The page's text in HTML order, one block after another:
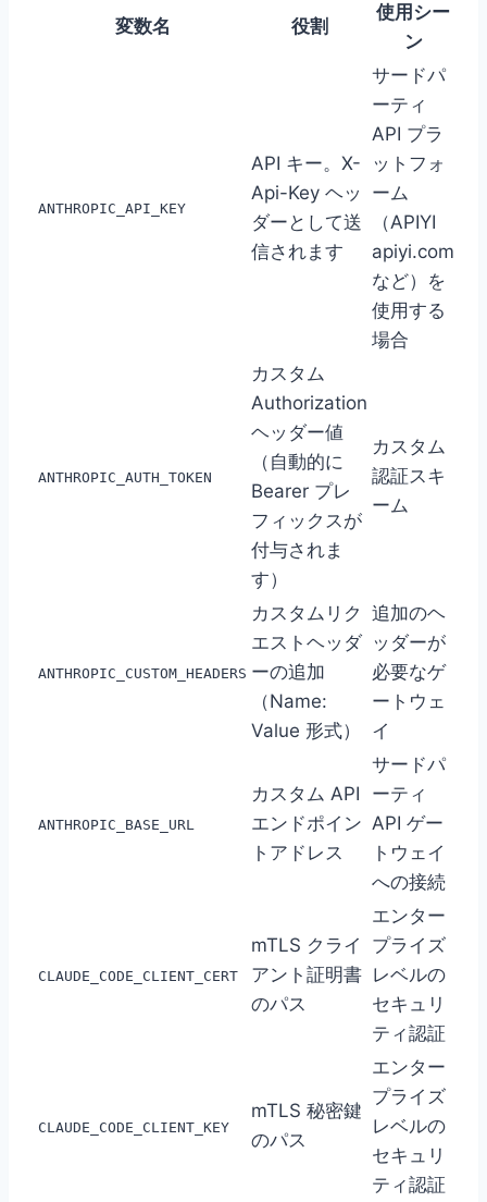
変数名 役割
使用シー
ン
ANTHROPIC_API_KEY
API キー。X-
Api-Key ヘッ
ダーとして送
信されます
サードパ
ーティ
API プラ
ットフォ
ーム
（APIYI
apiyi.com
など）を
使用する
場合
ANTHROPIC_AUTH_TOKEN
カスタム
Authorization
ヘッダー値
（自動的に
Bearer プレ
フィックスが
付与されま
す）
カスタム
認証スキ
ーム
ANTHROPIC_CUSTOM_HEADERS
カスタムリク
エストヘッダ
ーの追加
（Name:
Value 形式）
追加のヘ
ッダーが
必要なゲ
ートウェ
イ
ANTHROPIC_BASE_URL
カスタム API
エンドポイン
トアドレス
サードパ
ーティ
API ゲー
トウェイ
への接続
CLAUDE_CODE_CLIENT_CERT
mTLS クライ
アント証明書
のパス
エンター
プライズ
レベルの
セキュリ
ティ認証
CLAUDE_CODE_CLIENT_KEY
mTLS 秘密鍵
のパス
エンター
プライズ
レベルの
セキュリ
ティ認証